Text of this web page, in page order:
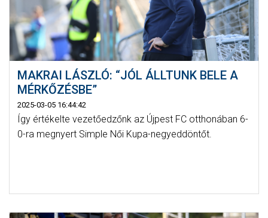
SZURKOLÓI ÉLMÉNYEK
SAJTÓ
MAKRAI LÁSZLÓ: “JÓL ÁLLTUNK BELE A
MÉRKŐZÉSBE”
2025-03-05 16:44:42
Így értékelte vezetőedzőnk az Újpest FC otthonában 6-
0-ra megnyert Simple Női Kupa-negyeddöntőt.